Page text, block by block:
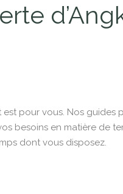
pour vous. Nos guides
besoins en matière de
dont vous disposez.